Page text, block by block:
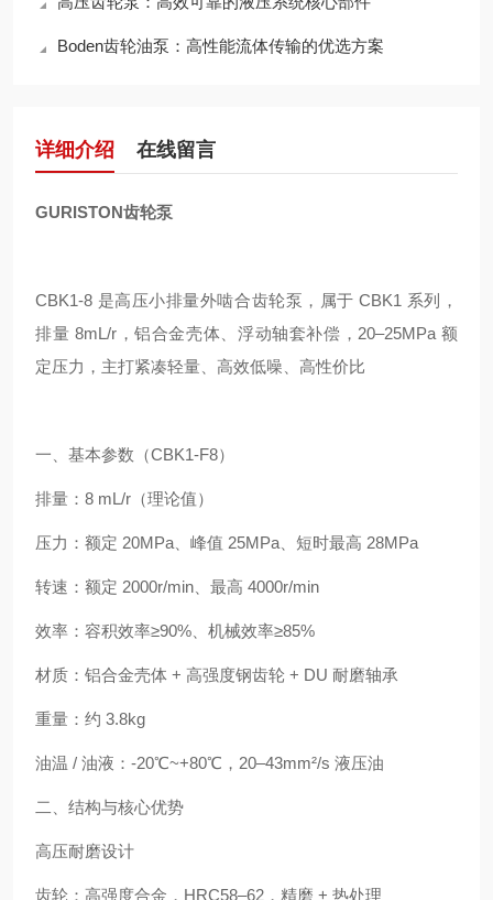
Boden齿轮油泵：高性能流体传输的优选方案
详细介绍 在线留言
GURISTON齿轮泵
CBK1-8 是高压小排量外啮合齿轮泵，属于 CBK1 系列，
排量 8mL/r，铝合金壳体、浮动轴套补偿，20–25MPa 额
定压力，主打紧凑轻量、高效低噪、高性价比
一、基本参数（CBK1-F8）
排量：8 mL/r（理论值）
压力：额定 20MPa、峰值 25MPa、短时最高 28MPa
转速：额定 2000r/min、最高 4000r/min
效率：容积效率≥90%、机械效率≥85%
材质：铝合金壳体 + 高强度钢齿轮 + DU 耐磨轴承
重量：约 3.8kg
油温 / 油液：-20℃~+80℃，20–43mm²/s 液压油
二、结构与核心优势
高压耐磨设计
齿轮：高强度合金，HRC58–62，精磨 + 热处理